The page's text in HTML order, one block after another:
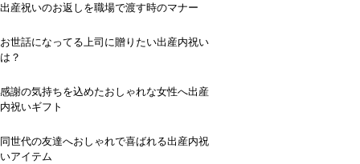
出産祝いのお返しを職場で渡す時のマナー
お世話になってる上司に贈りたい出産内祝い
は？
感謝の気持ちを込めたおしゃれな女性へ出産
内祝いギフト
同世代の友達へおしゃれで喜ばれる出産内祝
いアイテム